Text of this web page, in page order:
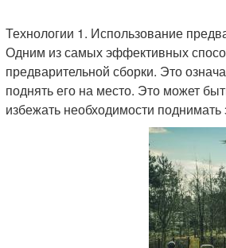
Технологии 1. Использование
Одним из самых эффективных
предварительной сборки. Это
поднять его на место. Это может
избежать необходимости